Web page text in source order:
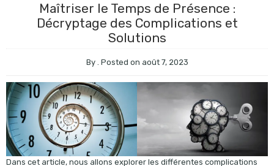
Maîtriser le Temps de Présence :
Décryptage des Complications et
Solutions
By Posted on août 7, 2023
Dans cet article, nous allons explorer les différentes complications